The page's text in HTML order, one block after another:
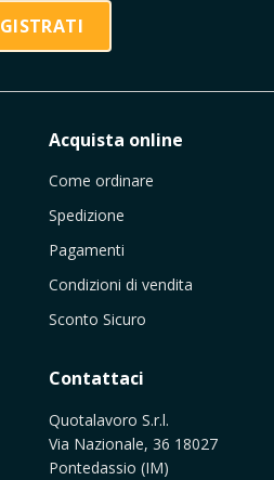
Acquista online
Come ordinare
Spedizione
Pagamenti
Condizioni di vendita
Sconto Sicuro
Contattaci
Quotalavoro S.r.l.
Via Nazionale, 36 18027
Pontedassio (IM)